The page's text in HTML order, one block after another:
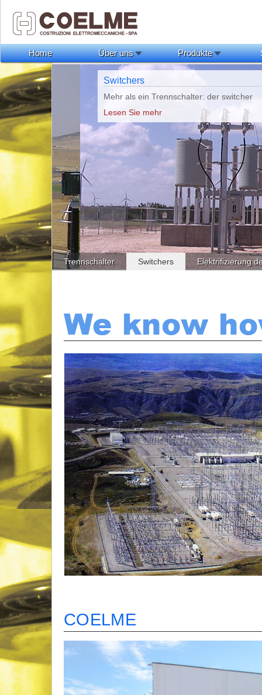
Home Über uns Produkte
Switchers
Mehr als ein Trennschalter: derswitcher
Lesen Sie mehr
Trennschalter Switchers Elektrifizierung
We know
COELME